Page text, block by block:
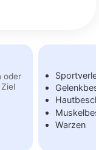
oder
Warzen